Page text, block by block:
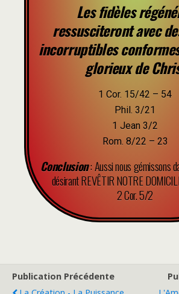
Les fidèles
ressusciteront avec
incorruptibles
glorieux de
1 Cor. 15/42 – 54
Phil. 3/21
1 Jean 3/2
Rom. 8/22 – 23
Conclusion: Aussi nous gémissons
désirant REVÊTIR NOTRE
2 Cor. 5/2
Publication Précédente